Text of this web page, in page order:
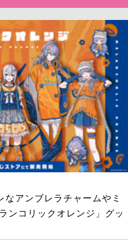
なアンブレラチャームやミ
ンコリックオレンジ」グッ